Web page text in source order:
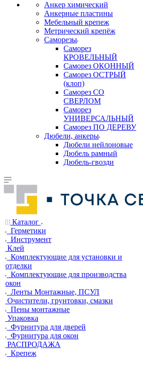
Анкер химический
Анкерные пластины
Мебельный крепеж
Метрический крепёж
Саморезы
Саморез
КРОВЕЛЬНЫЙ
Саморез ОКОННЫЙ
Саморез ОСТРЫЙ
(клоп)
Саморез СО
СВЕРЛОМ
Саморез
УНИВЕРСАЛЬНЫЙ
Саморез ПО ДЕРЕВУ
Дюбели, анкеры
Дюбели нейлоновые
Дюбель рамный
Дюбель-гвозди
Каталог
Герметики
Инструмент
Клей
Комплектующие для установки и
отделки
Комплектующие для производства
окон
Ленты Монтажные, ПСУЛ
Очистители, грунтовки, смазки
Пены монтажные
Упаковка
Фурнитура для дверей
Фурнитура для окон
РАСПРОДАЖА
Крепеж